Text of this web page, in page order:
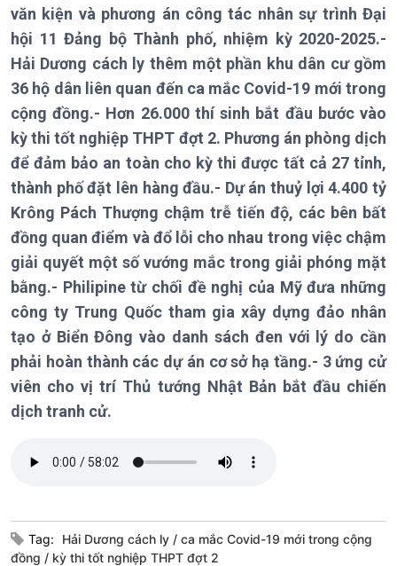
Tin Chính trị
Chính phủ với người dân
Quốc hội với cử tri
Xây dựng đảng
Đảng trong cuộc sống
Nhận diện sự thật
Pháp luật và đời sống
Tin thế giới
Vấn đề quốc tế
Hồ sơ sự kiện quốc tế
Thế giới & Việt Nam
Biên cương - Một dải vững
bền
Kinh tế
Tin Kinh tế
Trước giờ mở cửa
Dòng chảy Kinh tế
Sức sống hàng Việt
Khởi nghiệp
Tuyên chiến với gian lận
Nông nghiệp & Biển đảo
Tin Nông nghiệp & Biển
đảo
Mùa vàng
Biển đảo Việt Nam
Tâm tình biên giới và hải
đảo
Tìm hiểu biển, đảo Việt
Xã hội
Tin Đời sống & Xã hội
Khoa học & Công nghệ
Tin Khoa học & Công nghệ
văn kiện và phương án công tác nhân sự trình Đại
hội 11 Đảng bộ Thành phố, nhiệm kỳ 2020-2025.-
Hải Dương cách ly thêm một phần khu dân cư gồm
36 hộ dân liên quan đến ca mắc Covid-19 mới trong
cộng đồng.- Hơn 26.000 thí sinh bắt đầu bước vào
kỳ thi tốt nghiệp THPT đợt 2. Phương án phòng dịch
để đảm bảo an toàn cho kỳ thi được tất cả 27 tỉnh,
thành phố đặt lên hàng đầu.- Dự án thuỷ lợi 4.400 tỷ
Krông Pách Thượng chậm trễ tiến độ, các bên bất
đồng quan điểm và đổ lỗi cho nhau trong việc chậm
giải quyết một số vướng mắc trong giải phóng mặt
bằng.- Philipine từ chối đề nghị của Mỹ đưa những
công ty Trung Quốc tham gia xây dựng đảo nhân
tạo ở Biển Đông vào danh sách đen với lý do cần
phải hoàn thành các dự án cơ sở hạ tầng.- 3 ứng cử
viên cho vị trí Thủ tướng Nhật Bản bắt đầu chiến
dịch tranh cử.
Tag: Hải Dương cách ly
ca mắc Covid-19 mới trong cộng
đồng
kỳ thi tốt nghiệp THPT đợt 2